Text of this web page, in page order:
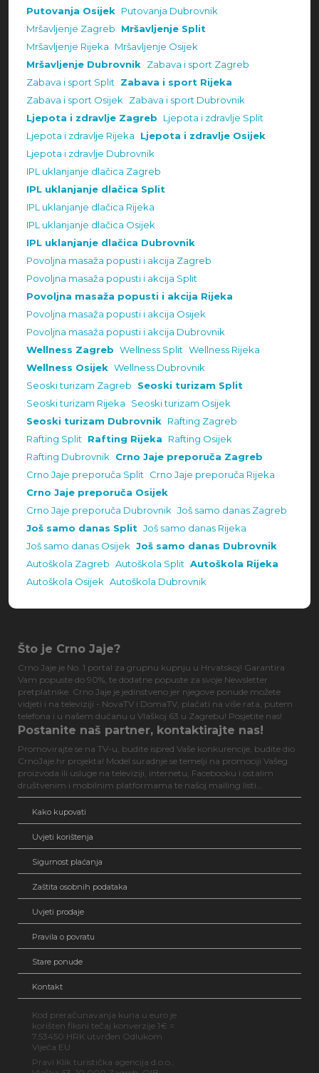
Putovanja Osijek Putovanja Dubrovnik
Mršavljenje Zagreb
Mršavljenje Split
Mršavljenje Rijeka
Mršavljenje Osijek
Mršavljenje Dubrovnik Zabava i sport Zagreb
Zabava i sport Split Zabava i sport Rijeka
Zabava i sport Osijek Zabava i sport Dubrovnik
Ljepota i zdravlje Zagreb
Ljepota i zdravlje Split
Ljepota i zdravlje Rijeka
Ljepota i zdravlje Osijek
Ljepota i zdravlje Dubrovnik
IPL uklanjanje dlačica Zagreb
IPL uklanjanje dlačica Split
IPL uklanjanje dlačica Rijeka
IPL uklanjanje dlačica Osijek
IPL uklanjanje dlačica Dubrovnik
Povoljna masaža popusti i akcija Zagreb
Povoljna masaža popusti i akcija Split
Povoljna masaža popusti i akcija Rijeka
Povoljna masaža popusti i akcija Osijek
Povoljna masaža popusti i akcija Dubrovnik
Wellness Zagreb Wellness Split Wellness Rijeka
Wellness Osijek Wellness Dubrovnik
Seoski turizam Zagreb
Seoski turizam Split
Seoski turizam Rijeka
Seoski turizam Osijek
Seoski turizam Dubrovnik Rafting Zagreb
Rafting Split Rafting Rijeka
Rafting Osijek
Rafting Dubrovnik Crno Jaje preporuča Zagreb
Crno Jaje preporuča Split Crno Jaje preporuča Rijeka
Crno Jaje preporuča Osijek
Crno Jaje preporuča Dubrovnik Još samo danas Zagreb
Još samo danas Split Još samo danas Rijeka
Još samo danas Osijek Još samo danas Dubrovnik
Autoškola Zagreb Autoškola Split Autoškola Rijeka
Autoškola Osijek Autoškola Dubrovnik
Što je Crno Jaje?
Crno Jaje je No. 1 portal za grupnu kupnju u Hrvatskoj! Garantira
Vam popuste do 90%, te dodatne popuste za svoje Newsletter
pretplatnike. Crno Jaje je jedinstveno jer njegove ponude možete
vidjeti i na televiziji - NovaTV i DomaTV, plaćati na više rata, putem
telefona i u našem dućanu u Vlaškoj 63 u Zagrebu! Posjetite nas!
Postanite naš partner, kontaktirajte nas!
Promovirajte se na TV-u, budite ispred Vaše konkurencije, budite dio
CrnoJaje.hr projekta! Model suradnje se temelji na promociji Vašeg
proizvoda ili usluge na televiziji, internetu, Facebooku i ostalim
društvenim i mobilnim platformama te našoj mailing listi...
Kako kupovati
Uvjeti korištenja
Sigurnost plaćanja
Zaštita osobnih podataka
Uvjeti prodaje
Pravila o povratu
Stare ponude
Kontakt
Kod preračunavanja kuna u euro je
korišten fiksni tečaj konverzije 1€ =
7,53450 HRK utvrđen Odlukom
Vijeća EU
Pravi Klik turistička agencija d.o.o.,